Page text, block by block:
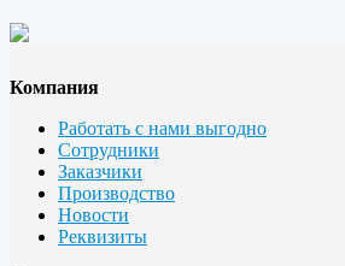
Компания
Работать с нами выгодно
Сотрудники
Заказчики
Производство
Новости
Реквизиты